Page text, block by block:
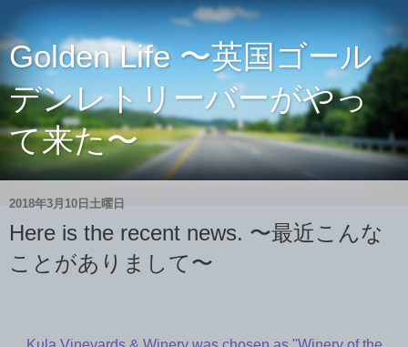
Golden Life 〜英国ゴール
デンレトリーバーがやっ
て来た〜
2018年3月10日土曜日
Here is the recent news. 〜最近こんな
ことがありまして〜